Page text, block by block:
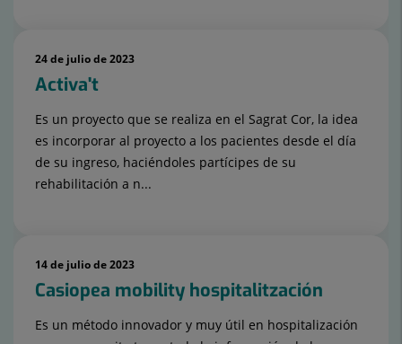
24 de julio de 2023
Activa't
Es un proyecto que se realiza en el Sagrat Cor, la idea
es incorporar al proyecto a los pacientes desde el día
de su ingreso, haciéndoles partícipes de su
rehabilitación a n...
14 de julio de 2023
Casiopea mobility hospitalitzación
Es un método innovador y muy útil en hospitalización